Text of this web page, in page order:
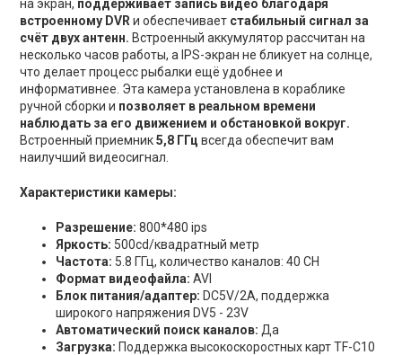
на экран, поддерживает запись видео благодаря
встроенному DVR и обеспечивает стабильный сигнал за
счёт двух антенн. Встроенный аккумулятор рассчитан на
несколько часов работы, а IPS-экран не бликует на солнце,
что делает процесс рыбалки ещё удобнее и
информативнее. Эта камера установлена в кораблике
ручной сборки и позволяет в реальном времени
наблюдать за его движением и обстановкой вокруг.
Встроенный приемник5,8 ГГц всегда обеспечит вам
наилучший видеосигнал.
Характеристики камеры:
Разрешение: 800*480 ips
Яркость: 500cd/квадратный метр
Частота: 5.8 ГГц, количество каналов: 40 CH
Формат видеофайла: AVI
Блок питания/адаптер: DC5V/2A, поддержка
широкого напряжения DV5 - 23V
Автоматический поиск каналов: Да
Загрузка: Поддержка высокоскоростных карт TF-C10